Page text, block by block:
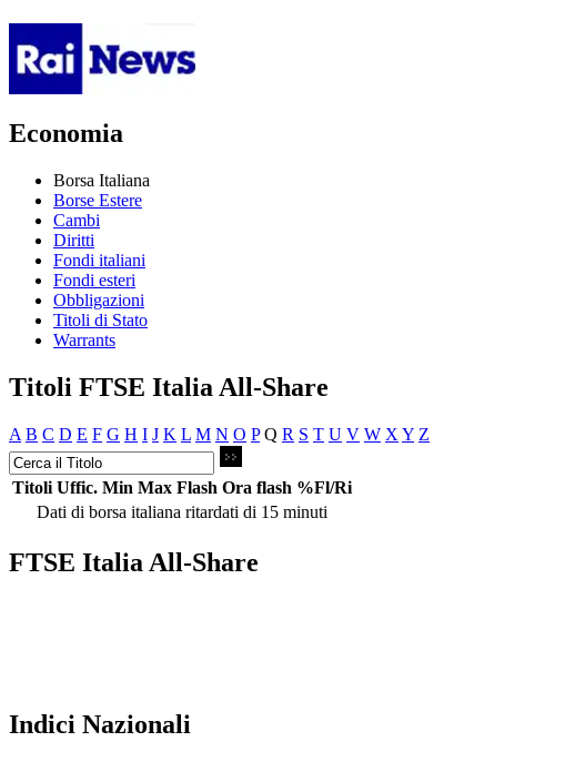
Economia
Borsa Italiana
Borse Estere
Cambi
Diritti
Fondi italiani
Fondi esteri
Obbligazioni
Titoli di Stato
Warrants
Titoli FTSE Italia All-Share
A B C D E F G H I J K L M N O P Q R S T U V W X Y Z
Titoli Uffic. Min Max Flash Ora flash %Fl/Ri
Dati di borsa italiana ritardati di 15 minuti
FTSE Italia All-Share
Indici Nazionali